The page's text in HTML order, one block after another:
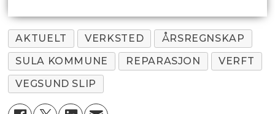
AKTUELT VERKSTED
ÅRSREGNSKAP
SULA KOMMUNE
REPARASJON
VERFT
VEGSUND SLIP